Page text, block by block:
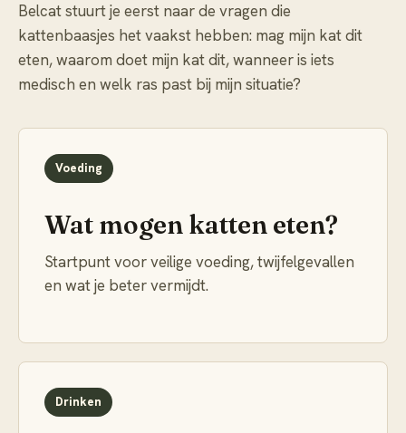
Belcat stuurt je eerst naar de vragen die
kattenbaasjes het vaakst hebben: mag mijn kat dit
eten, waarom doet mijn kat dit, wanneer is iets
medisch en welk ras past bij mijn situatie?
Voeding
Wat mogen katten eten?
Startpunt voor veilige voeding, twijfelgevallen
en wat je beter vermijdt.
Drinken